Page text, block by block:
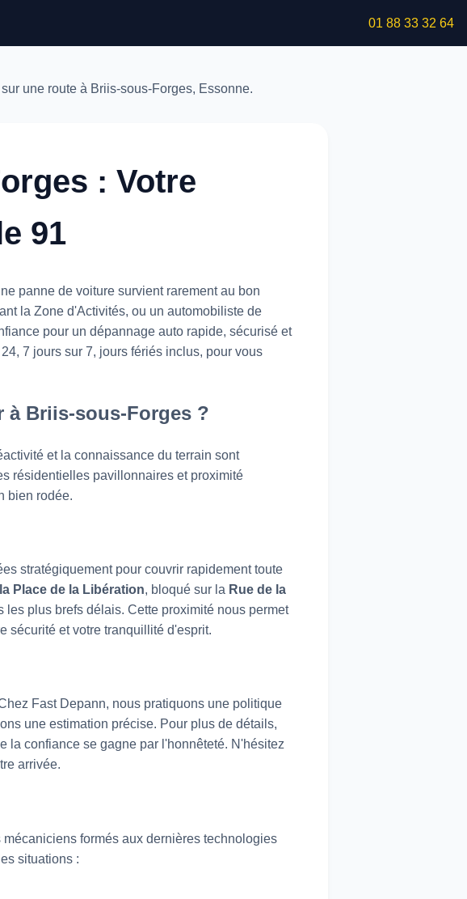
01 88 33 32 64
: Votre
91
panne de voiture survient rarement au bon
la Zone d'Activités, ou un automobiliste de
pour un dépannage auto rapide, sécurisé et
7 jours sur 7, jours fériés inclus, pour vous
à Briis-sous-Forges ?
et la connaissance du terrain sont
résidentielles pavillonnaires et proximité
bien rodée.
stratégiquement pour couvrir rapidement toute
Place de la Libération, bloqué sur la Rue de la
les plus brefs délais. Cette proximité nous permet
sécurité et votre tranquillité d'esprit.
Fast Depann, nous pratiquons une politique
une estimation précise. Pour plus de détails,
la confiance se gagne par l'honnêteté. N'hésitez
arrivée.
formés aux dernières technologies
situations :